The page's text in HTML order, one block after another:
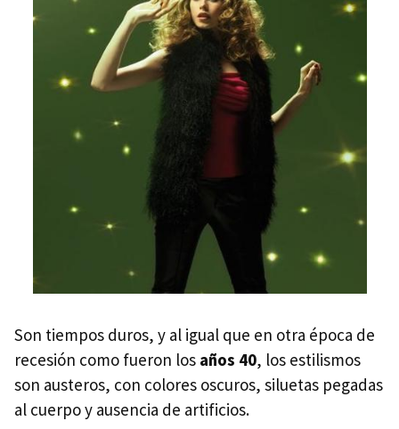
Son tiempos duros, y al igual que en otra época de
recesión como fueron los años 40, los estilismos
son austeros, con colores oscuros, siluetas pegadas
al cuerpo y ausencia de artificios.